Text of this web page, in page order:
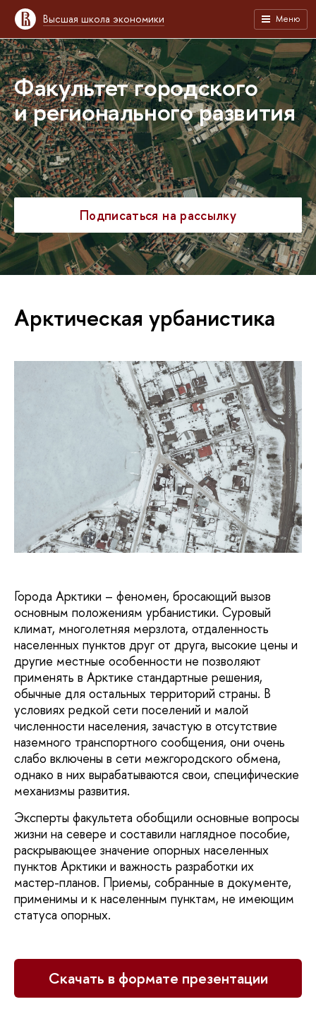
Высшая школа экономики Меню
Факультет городского
и регионального развития
Подписаться на рассылку
Арктическая урбанистика
Города Арктики – феномен, бросающий вызов
основным положениям урбанистики. Суровый
климат, многолетняя мерзлота, отдаленность
населенных пунктов друг от друга, высокие цены и
другие местные особенности не позволяют
применять в Арктике стандартные решения,
обычные для остальных территорий страны. В
условиях редкой сети поселений и малой
численности населения, зачастую в отсутствие
наземного транспортного сообщения, они очень
слабо включены в сети межгородского обмена,
однако в них вырабатываются свои, специфические
механизмы развития.
Эксперты факультета обобщили основные вопросы
жизни на севере и составили наглядное пособие,
раскрывающее значение опорных населенных
пунктов Арктики и важность разработки их
мастер-планов. Приемы, собранные в документе,
применимы и к населенным пунктам, не имеющим
статуса опорных.
Скачать в формате презентации